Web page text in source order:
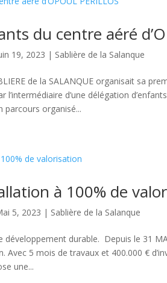
du centre aéré
19, 2023 | Sablière de la Salanque
de la SALANQUE organisait sa
l’intermédiaire d’une délégation
parcours organisé...
à 100% de
5, 2023 | Sablière de la Salanque
durable. Depuis le 31
Avec 5 mois de travaux et 400.000 €
une...